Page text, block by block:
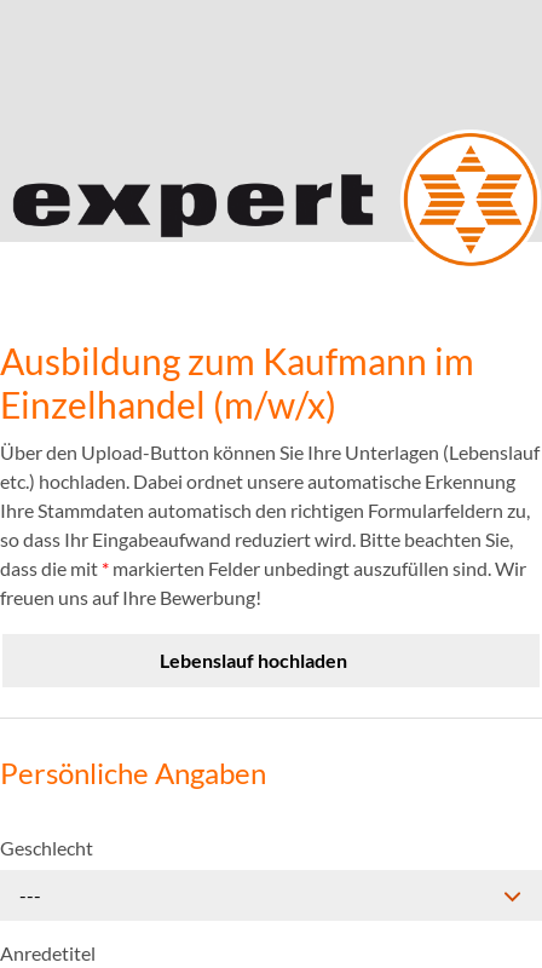
Ausbildung zum Kaufmann im
Einzelhandel (m/w/x)
Über den Upload-Button können Sie Ihre Unterlagen (Lebenslauf
etc.) hochladen. Dabei ordnet unsere automatische Erkennung
Ihre Stammdaten automatisch den richtigen Formularfeldern zu,
so dass Ihr Eingabeaufwand reduziert wird. Bitte beachten Sie,
dass die mit * markierten Felder unbedingt auszufüllen sind. Wir
freuen uns auf Ihre Bewerbung!
Lebenslauf hochladen
Persönliche Angaben
Geschlecht
---
Anredetitel